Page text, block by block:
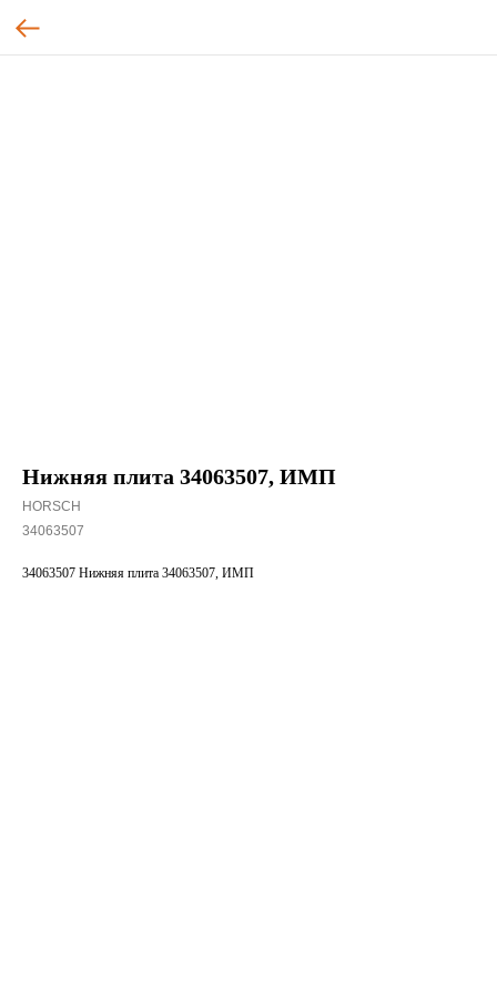
Нижняя плита 34063507, ИМП
HORSCH
34063507
34063507 Нижняя плита 34063507, ИМП